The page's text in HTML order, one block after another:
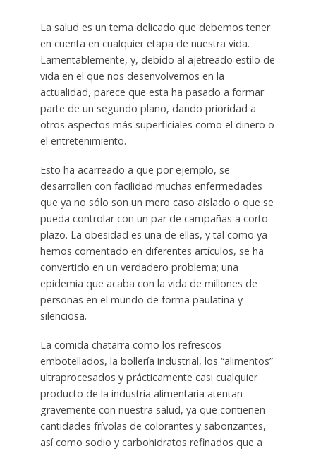
La salud es un tema delicado que debemos tener
en cuenta en cualquier etapa de nuestra vida.
Lamentablemente, y, debido al ajetreado estilo de
vida en el que nos desenvolvemos en la
actualidad, parece que esta ha pasado a formar
parte de un segundo plano, dando prioridad a
otros aspectos más superficiales como el dinero o
el entretenimiento.
Esto ha acarreado a que por ejemplo, se
desarrollen con facilidad muchas enfermedades
que ya no sólo son un mero caso aislado o que se
pueda controlar con un par de campañas a corto
plazo. La obesidad es una de ellas, y tal como ya
hemos comentado en diferentes artículos, se ha
convertido en un verdadero problema; una
epidemia que acaba con la vida de millones de
personas en el mundo de forma paulatina y
silenciosa.
La comida chatarra como los refrescos
embotellados, la bollería industrial, los “alimentos”
ultraprocesados y prácticamente casi cualquier
producto de la industria alimentaria atentan
gravemente con nuestra salud, ya que contienen
cantidades frívolas de colorantes y saborizantes,
así como sodio y carbohidratos refinados que a